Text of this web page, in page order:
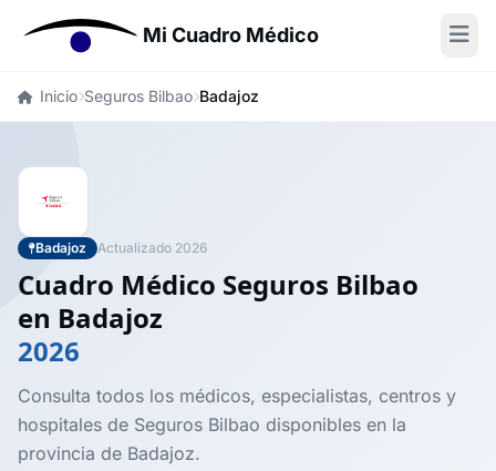
Mi Cuadro Médico
Inicio Seguros Bilbao Badajoz
Badajoz Actualizado 2026
Cuadro Médico Seguros Bilbao
en Badajoz
2026
Consulta todos los médicos, especialistas, centros y
hospitales de Seguros Bilbao disponibles en la
provincia de Badajoz.